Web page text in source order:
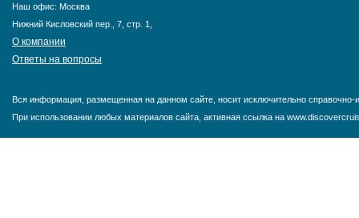
Наш офис: Москва
Нижний Кисловский пер., 7, стр. 1,
О компании
Ответы на вопросы
Вся информация, размещенная на данном сайте, носит исключительно
При использовании любых материалов сайта, активная ссылка на